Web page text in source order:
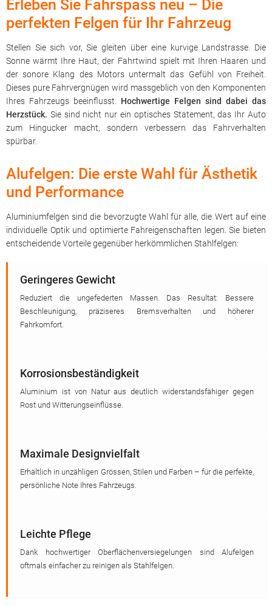
Erleben Sie Fahrspass neu – Die
perfekten Felgen für Ihr Fahrzeug
Stellen Sie sich vor, Sie gleiten über eine kurvige Landstrasse. Die
Sonne wärmt Ihre Haut, der Fahrtwind spielt mit Ihren Haaren und
der sonore Klang des Motors untermalt das Gefühl von Freiheit.
Dieses pure Fahrvergnügen wird massgeblich von den Komponenten
Ihres Fahrzeugs beeinflusst. Hochwertige Felgen sind dabei das
Herzstück. Sie sind nicht nur ein optisches Statement, das Ihr Auto
zum Hingucker macht, sondern verbessern das Fahrverhalten
spürbar.
Alufelgen: Die erste Wahl für Ästhetik
und Performance
Aluminiumfelgen sind die bevorzugte Wahl für alle, die Wert auf eine
individuelle Optik und optimierte Fahreigenschaften legen. Sie bieten
entscheidende Vorteile gegenüber herkömmlichen Stahlfelgen:
Geringeres Gewicht
Reduziert die ungefederten Massen. Das Resultat: Bessere
Beschleunigung, präziseres Bremsverhalten und höherer
Fahrkomfort.
Korrosionsbeständigkeit
Aluminium ist von Natur aus deutlich widerstandsfähiger gegen
Rost und Witterungseinflüsse.
Maximale Designvielfalt
Erhältlich in unzähligen Grössen, Stilen und Farben – für die perfekte,
persönliche Note Ihres Fahrzeugs.
Leichte Pflege
Dank hochwertiger Oberflächenversiegelungen sind Alufelgen
oftmals einfacher zu reinigen als Stahlfelgen.